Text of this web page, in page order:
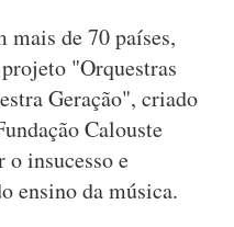
de 70 países,
"Orquestras
Geração", criado
Calouste
insucesso e
ensino da música.